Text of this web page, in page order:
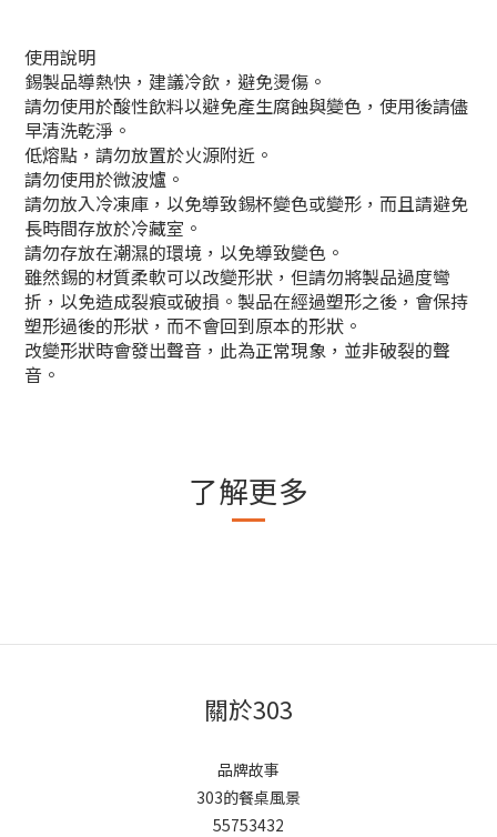
使用說明
錫製品導熱快，建議冷飲，避免燙傷。
請勿使用於酸性飲料以避免產生腐蝕與變色，使用後請儘
早清洗乾淨。
低熔點，請勿放置於火源附近。
請勿使用於微波爐。
請勿放入冷凍庫，以免導致錫杯變色或變形，而且請避免
長時間存放於冷藏室。
請勿存放在潮濕的環境，以免導致變色。
雖然錫的材質柔軟可以改變形狀，但請勿將製品過度彎
折，以免造成裂痕或破損。製品在經過塑形之後，會保持
塑形過後的形狀，而不會回到原本的形狀。
改變形狀時會發出聲音，此為正常現象，並非破裂的聲
音。
了解更多
關於303
品牌故事
303的餐桌風景
55753432